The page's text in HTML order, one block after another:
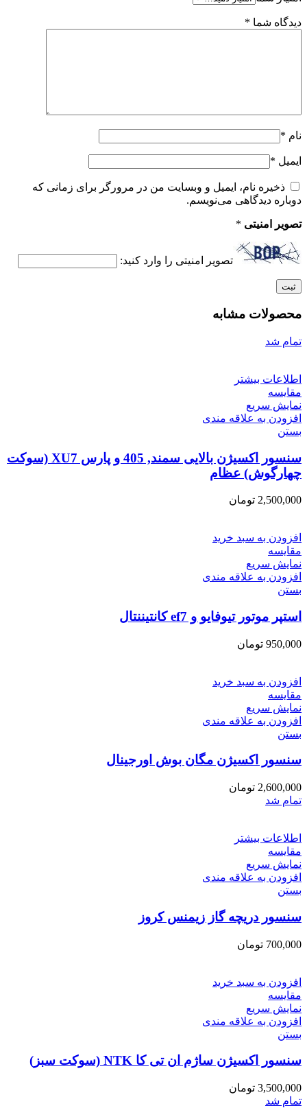
دیدگاه شما *
نام *
ایمیل *
ذخیره نام، ایمیل و وبسایت من در مرورگر برای زمانی که
دوباره دیدگاهی می‌نویسم.
تصویر امنیتی *
تصویر امنیتی را وارد کنید:
محصولات مشابه
تمام شد
اطلاعات بیشتر
مقایسه
نمایش سریع
افزودن به علاقه مندی
بستن
سنسور اکسیژن بالایی سمند, 405 و پارس XU7 (سوکت
چهارگوش) عظام
2,500,000 تومان
افزودن به سبد خرید
مقایسه
نمایش سریع
افزودن به علاقه مندی
بستن
استپر موتور تیوفایو و ef7 کانتیننتال
950,000 تومان
افزودن به سبد خرید
مقایسه
نمایش سریع
افزودن به علاقه مندی
بستن
سنسور اکسیژن مگان بوش اورجینال
2,600,000 تومان
تمام شد
اطلاعات بیشتر
مقایسه
نمایش سریع
افزودن به علاقه مندی
بستن
سنسور دریچه گاز زیمنس کروز
700,000 تومان
افزودن به سبد خرید
مقایسه
نمایش سریع
افزودن به علاقه مندی
بستن
سنسور اکسیژن ساژم ان تی کا NTK (سوکت سبز)
3,500,000 تومان
تمام شد